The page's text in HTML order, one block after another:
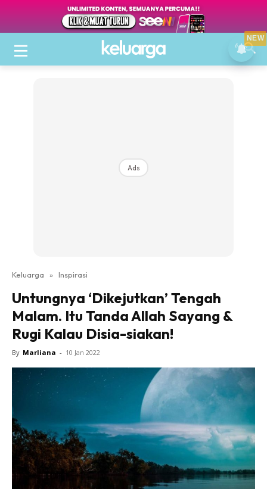
Ads
Keluarga » Inspirasi
Untungnya ‘Dikejutkan’ Tengah
Malam. Itu Tanda Allah Sayang &
Rugi Kalau Disia-siakan!
By Marliana - 10 Jan 2022
NEW